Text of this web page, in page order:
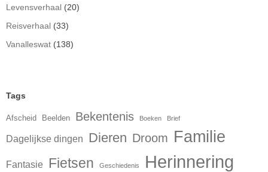
Levensverhaal (20)
Reisverhaal (33)
Vanalleswat (138)
Tags
Afscheid Beelden Bekentenis Boeken Brief
Dagelijkse dingen Dieren Droom Familie
Fantasie Fietsen Geschiedenis Herinnering